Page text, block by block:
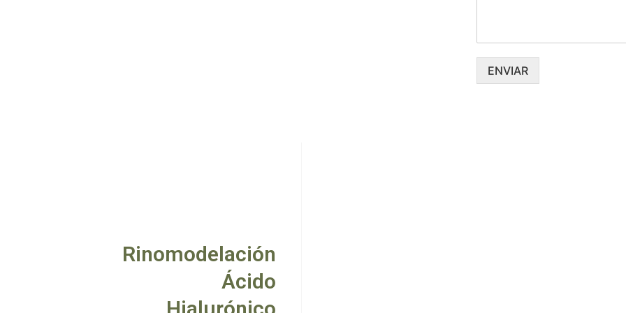
ENVIAR
Rinomodelación
Ácido